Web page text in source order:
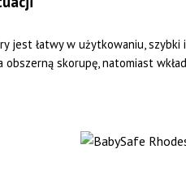
jest łatwy w użytkowaniu,
skorupę, natomiast